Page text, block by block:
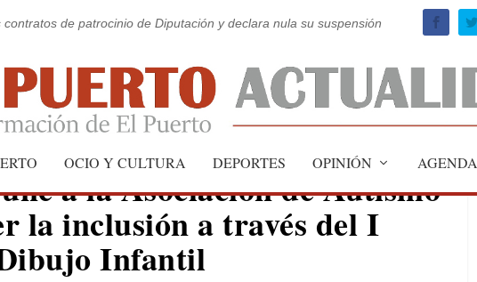
de patrocinio de Diputación y declara nula su suspensión
OCIO Y CULTURA DEPORTES OPINIÓN AGENDA
a la Asociación de Autismo
la inclusión a través del I
Infantil